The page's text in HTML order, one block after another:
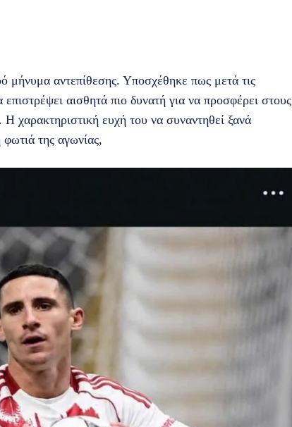
μήνυμα αντεπίθεσης. Υποσχέθηκε πως μετά τις
αισθητά πιο δυνατή για να προσφέρει στους
χαρακτηριστική ευχή του να συναντηθεί ξανά
της αγωνίας,